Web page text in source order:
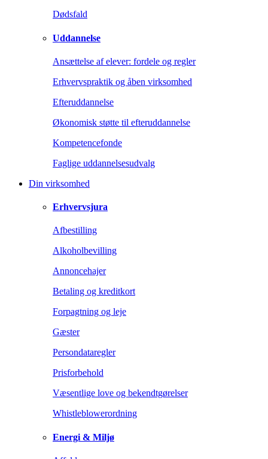
Dødsfald
Uddannelse
Ansættelse af elever: fordele og regler
Erhvervspraktik og åben virksomhed
Efteruddannelse
Økonomisk støtte til efteruddannelse
Kompetencefonde
Faglige uddannelsesudvalg
Din virksomhed
Erhvervsjura
Afbestilling
Alkoholbevilling
Annoncehajer
Betaling og kreditkort
Forpagtning og leje
Gæster
Persondataregler
Prisforbehold
Væsentlige love og bekendtgørelser
Whistleblowerordning
Energi & Miljø